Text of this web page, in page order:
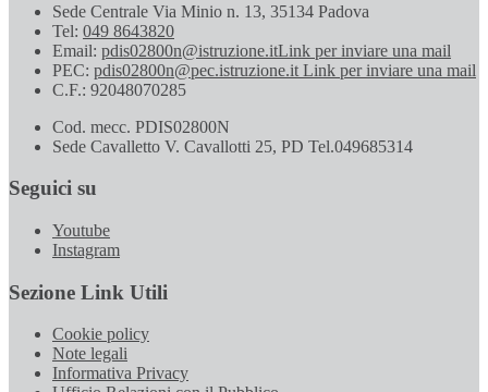
Sede Centrale Via Minio n. 13, 35134 Padova
Tel: 049 8643820
Email: pdis02800n@istruzione.itLink per inviare una mail
PEC: pdis02800n@pec.istruzione.it Link per inviare una mail
C.F.: 92048070285
Cod. mecc. PDIS02800N
Sede Cavalletto V. Cavallotti 25, PD Tel.049685314
Seguici su
Youtube
Instagram
Sezione Link Utili
Cookie policy
Note legali
Informativa Privacy